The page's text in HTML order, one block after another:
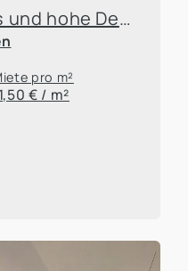
Flexibler Grundriss und hohe Decken - Ihr Büro mit hervorragender Anbindung!
pro m²
€ / m²